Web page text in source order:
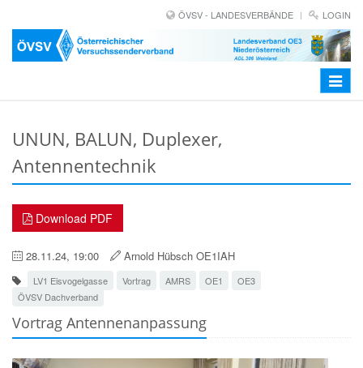
ÖVSV - LANDESVERBÄNDE LOGIN
Toggle
UNUN, BALUN, Duplexer,
Antennentechnik
Download PDF
28.11.24, 19:00 Arnold Hübsch OE1IAH
LV1 Eisvogelgasse Vortrag AMRS OE1
OE3
ÖVSV Dachverband
Vortrag Antennenanpassung